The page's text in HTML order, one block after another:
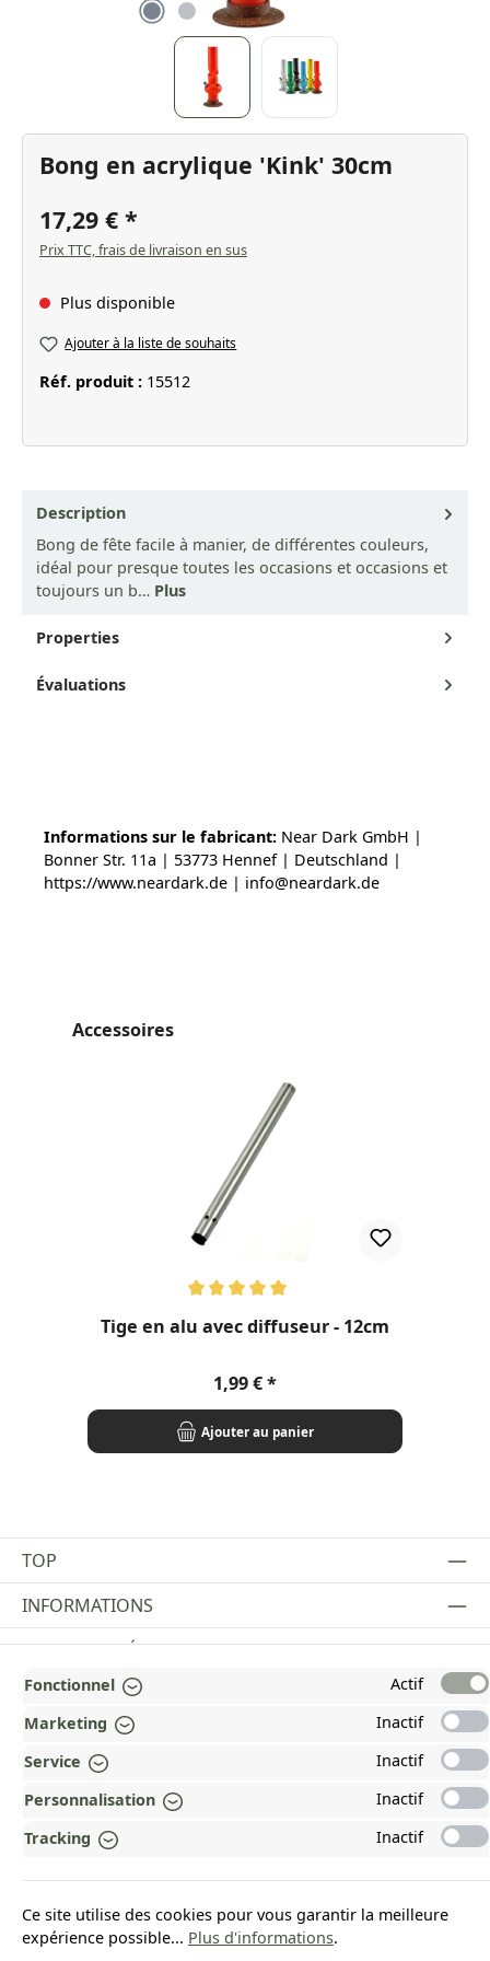
Bong en acrylique 'Kink' 30cm
17,29 €
Prix TTC, frais de livraison en sus
Plus disponible
Ajouter à la liste de souhaits
Réf. produit : 15512
Description
Bong de fête facile à manier, de différentes couleurs,
idéal pour presque toutes les occasions et occasions et
toujours un b… Plus
Properties
Évaluations
Informations sur le fabricant: Near Dark GmbH |
Bonner Str. 11a | 53773 Hennef | Deutschland |
https://www.neardark.de | info@neardark.de
Ignorer la galerie de produits
Accessoires
Tige en alu avec diffuseur - 12cm
Prix régulier :
1,99 €
Ajouter au panier
TOP
Revoke a contract
INFORMATIONS
MENTIONS LÉGALES
PAYMENT AND SHIPPING METHODS
RÉCOMPENSÉ ET CERTIFIÉ !
OUR COMMUNITIES
Fonctionnel
Actif
Marketing
Inactif
Service
Inactif
Personnalisation
Inactif
Tracking
Inactif
Ce site utilise des cookies pour vous garantir la meilleure
expérience possible... Plus d'informations.